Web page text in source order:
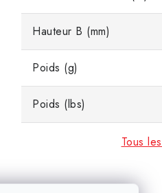
Hauteur B (mm)
Poids (g)
Poids (lbs)
Tous